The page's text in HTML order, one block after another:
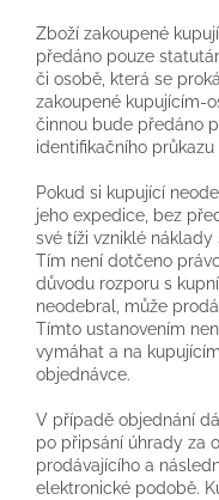
Zboží zakoupené
předáno pouze
či osobě, která se
zakoupené kupujícím-
činnou bude předáno
identifikačního průkazu
Pokud si kupující
jeho expedice, bez
své tíži vzniklé
Tím není dotčeno
důvodu rozporu s
neodebral, může
Tímto ustanovením
vymáhat a na
objednávce.
V případě objednání
po připsání úhrady za
prodávajícího a
elektronické podobě.